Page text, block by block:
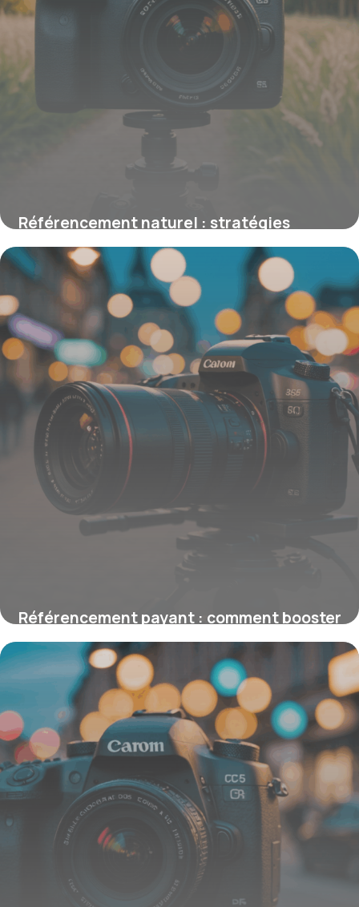
Référencement naturel : stratégies
efficaces pour booster la visibilité de
votre site
16 juin 2026
Référencement payant : comment booster
votre visibilité en ligne efficacement
16 juin 2026